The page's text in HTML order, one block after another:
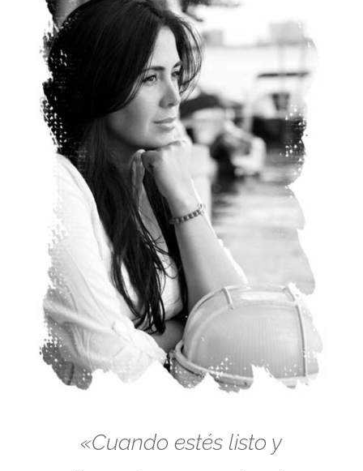
«Cuando estés listo y